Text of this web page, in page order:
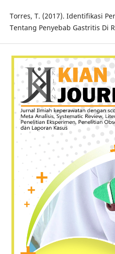
Torres, T. (2017). Identifikasi
Tentang Penyebab Gastritis Di